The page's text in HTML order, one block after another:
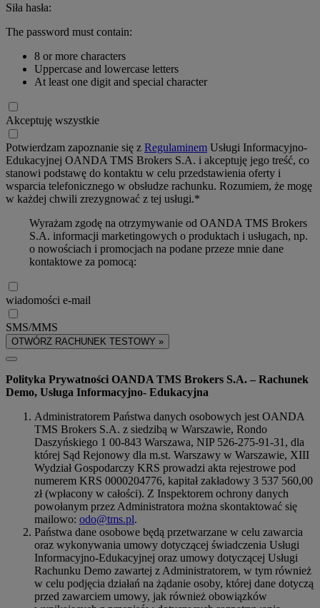
Siła hasła:
The password must contain:
8 or more characters
Uppercase and lowercase letters
At least one digit and special character
Akceptuję wszystkie
Potwierdzam zapoznanie się z Regulaminem Usługi Informacyjno-
Edukacyjnej OANDA TMS Brokers S.A. i akceptuję jego treść, co
stanowi podstawę do kontaktu w celu przedstawienia oferty i
wsparcia telefonicznego w obsłudze rachunku. Rozumiem, że mogę
w każdej chwili zrezygnować z tej usługi.*
Wyrażam zgodę na otrzymywanie od OANDA TMS Brokers
S.A. informacji marketingowych o produktach i usługach, np.
o nowościach i promocjach na podane przeze mnie dane
kontaktowe za pomocą:
wiadomości e-mail
SMS/MMS
OTWÓRZ RACHUNEK TESTOWY »
Polityka Prywatności OANDA TMS Brokers S.A. – Rachunek
Demo, Usługa Informacyjno- Edukacyjna
Administratorem Państwa danych osobowych jest OANDA
TMS Brokers S.A. z siedzibą w Warszawie, Rondo
Daszyńskiego 1 00-843 Warszawa, NIP 526-275-91-31, dla
której Sąd Rejonowy dla m.st. Warszawy w Warszawie, XIII
Wydział Gospodarczy KRS prowadzi akta rejestrowe pod
numerem KRS 0000204776, kapitał zakładowy 3 537 560,00
zł (wpłacony w całości). Z Inspektorem ochrony danych
powołanym przez Administratora można skontaktować się
mailowo: odo@tms.pl.
Państwa dane osobowe będą przetwarzane w celu zawarcia
oraz wykonywania umowy dotyczącej świadczenia Usługi
Informacyjno-Edukacyjnej oraz umowy dotyczącej Usługi
Rachunku Demo zawartej z Administratorem, w tym również
w celu podjęcia działań na żądanie osoby, której dane dotyczą
przed zawarciem umowy, jak również obowiązków